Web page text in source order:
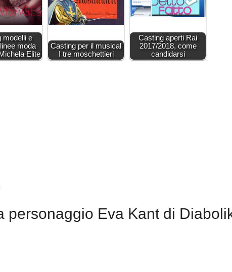
modelli e
moda
Elite
Casting per il musical
I tre moschettieri
Casting aperti Rai
2017/2018, come
candidarsi
personaggio Eva Kant di